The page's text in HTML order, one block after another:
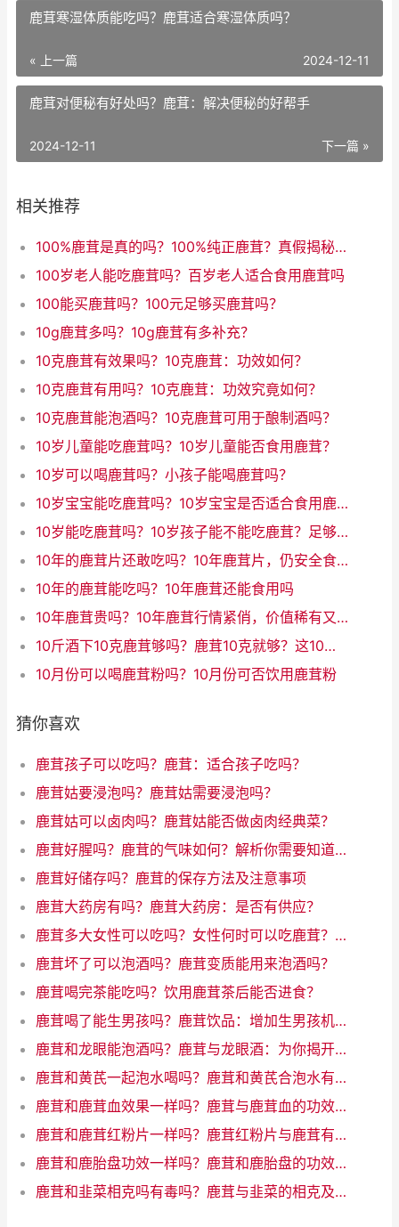
鹿茸寒湿体质能吃吗？鹿茸适合寒湿体质吗？
« 上一篇 2024-12-11
鹿茸对便秘有好处吗？鹿茸：解决便秘的好帮手
下一篇 »
2024-12-11
相关推荐
100%鹿茸是真的吗？100%纯正鹿茸？真假揭秘！
100岁老人能吃鹿茸吗？百岁老人适合食用鹿茸吗
100能买鹿茸吗？100元足够买鹿茸吗？
10g鹿茸多吗？10g鹿茸有多补充？
10克鹿茸有效果吗？10克鹿茸：功效如何？
10克鹿茸有用吗？10克鹿茸：功效究竟如何？
10克鹿茸能泡酒吗？10克鹿茸可用于酿制酒吗？
10岁儿童能吃鹿茸吗？10岁儿童能否食用鹿茸？
10岁可以喝鹿茸吗？小孩子能喝鹿茸吗？
10岁宝宝能吃鹿茸吗？10岁宝宝是否适合食用鹿茸
10岁能吃鹿茸吗？10岁孩子能不能吃鹿茸？足够安全吗？
10年的鹿茸片还敢吃吗？10年鹿茸片，仍安全食用吗？
10年的鹿茸能吃吗？10年鹿茸还能食用吗
10年鹿茸贵吗？10年鹿茸行情紧俏，价值稀有又贵吗？
10斤酒下10克鹿茸够吗？鹿茸10克就够？这10斤酒大开销！（31字）
10月份可以喝鹿茸粉吗？10月份可否饮用鹿茸粉
猜你喜欢
鹿茸孩子可以吃吗？鹿茸：适合孩子吃吗？
鹿茸姑要浸泡吗？鹿茸姑需要浸泡吗？
鹿茸姑可以卤肉吗？鹿茸姑能否做卤肉经典菜？
鹿茸好腥吗？鹿茸的气味如何？解析你需要知道的所有
鹿茸好储存吗？鹿茸的保存方法及注意事项
鹿茸大药房有吗？鹿茸大药房：是否有供应？
鹿茸多大女性可以吃吗？女性何时可以吃鹿茸？了解年龄限制
鹿茸坏了可以泡酒吗？鹿茸变质能用来泡酒吗？
鹿茸喝完茶能吃吗？饮用鹿茸茶后能否进食？
鹿茸喝了能生男孩吗？鹿茸饮品：增加生男孩机会的魔力饮料
鹿茸和龙眼能泡酒吗？鹿茸与龙眼酒：为你揭开神秘配对的奇迹！
鹿茸和黄芪一起泡水喝吗？鹿茸和黄芪合泡水有什么好处
鹿茸和鹿茸血效果一样吗？鹿茸与鹿茸血的功效一样吗？
鹿茸和鹿茸红粉片一样吗？鹿茸红粉片与鹿茸有何差异？
鹿茸和鹿胎盘功效一样吗？鹿茸和鹿胎盘的功效相似吗？
鹿茸和韭菜相克吗有毒吗？鹿茸与韭菜的相克及风险